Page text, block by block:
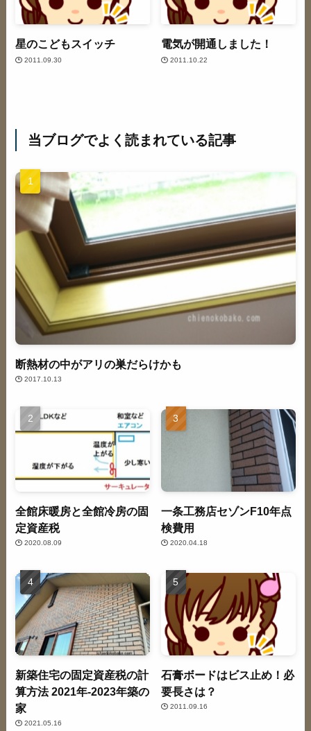
星のこどもスイッチ
2011.09.30
電気が開通しました！
2011.10.22
当ブログでよく読まれている記事
断熱材の中がアリの巣だらけかも
2017.10.13
全館床暖房と全館冷房の固
定資産税
2020.08.09
一条工務店セゾンF10年点
検費用
2020.04.18
新築住宅の固定資産税の計
算方法 2021年-2023年築の
家
2021.05.16
石膏ボードはビス止め！必
要長さは？
2011.09.16